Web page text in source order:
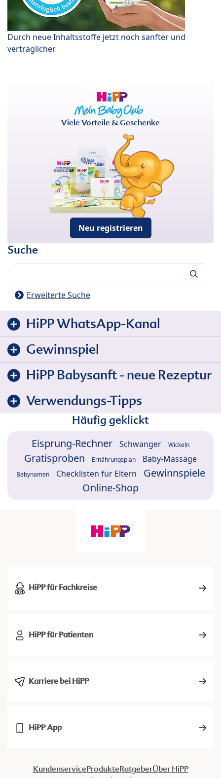
Durch neue Inhaltsstoffe jetzt noch sanfter und
verträglicher
Viele Vorteile & Geschenke
Neu registrieren
Suche
Erweiterte Suche
HiPP WhatsApp-Kanal
Gewinnspiel
HiPP Babysanft - neue Rezeptur
Verwendungs-Tipps
Häufig geklickt
Eisprung-Rechner Schwanger Wickeln
Gratisproben Ernährungsplan Baby-Massage
Babynamen Checklisten für Eltern
Gewinnspiele
Online-Shop
HiPP für Fachkreise
HiPP für Patienten
Karriere bei HiPP
HiPP App
KundenserviceProdukteRatgeberÜber HiPP